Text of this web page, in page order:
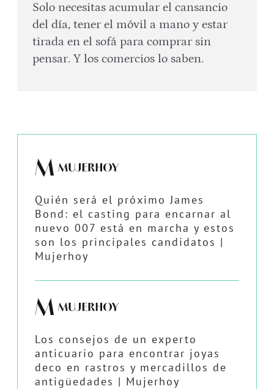
Solo necesitas acumular el cansancio
del día, tener el móvil a mano y estar
tirada en el sofá para comprar sin
pensar. Y los comercios lo saben.
Quién será el próximo James
Bond: el casting para encarnar al
nuevo 007 está en marcha y estos
son los principales candidatos |
Mujerhoy
Los consejos de un experto
anticuario para encontrar joyas
deco en rastros y mercadillos de
antigüedades | Mujerhoy